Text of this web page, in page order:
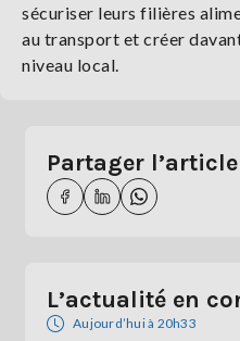
sécuriser leurs filières
au transport et créer
niveau local.
Partager l’article
L’actualité en
Aujourd’hui à 20h33